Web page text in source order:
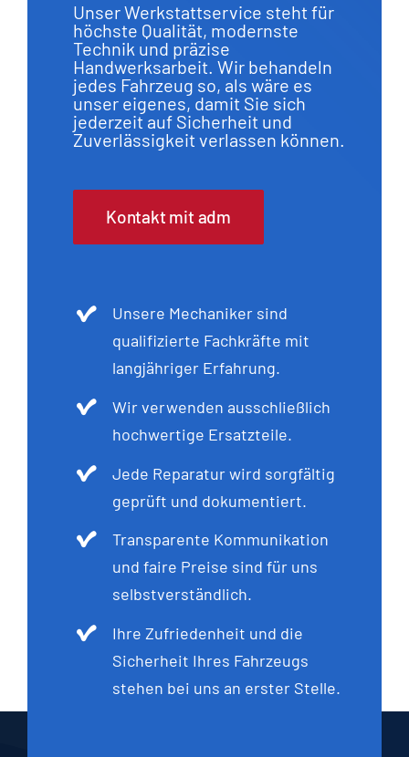
Unser Werkstattservice steht für
höchste Qualität, modernste
Technik und präzise
Handwerksarbeit. Wir behandeln
jedes Fahrzeug so, als wäre es
unser eigenes, damit Sie sich
jederzeit auf Sicherheit und
Zuverlässigkeit verlassen können.
Kontakt mit adm
Unsere Mechaniker sind
qualifizierte Fachkräfte mit
langjähriger Erfahrung.
Wir verwenden ausschließlich
hochwertige Ersatzteile.
Jede Reparatur wird sorgfältig
geprüft und dokumentiert.
Transparente Kommunikation
und faire Preise sind für uns
selbstverständlich.
Ihre Zufriedenheit und die
Sicherheit Ihres Fahrzeugs
stehen bei uns an erster Stelle.